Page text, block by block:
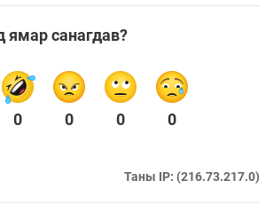
ямар санагдав?
0 0 0 0
Таны IP: (216.73.217.0)